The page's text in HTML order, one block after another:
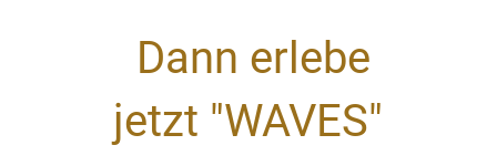
Dann erlebe
jetzt "WAVES"